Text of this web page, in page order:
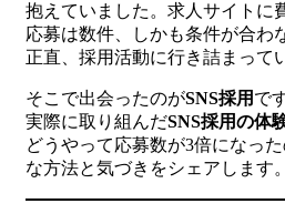
抱えていました。求人サイトに
応募は数件、しかも条件が合わ
正直、採用活動に行き詰まって
そこで出会ったのがSNS採用 で
実際に取り組んだSNS採用の体
どうやって応募数が3倍になっ
な方法と気づきをシェアします。